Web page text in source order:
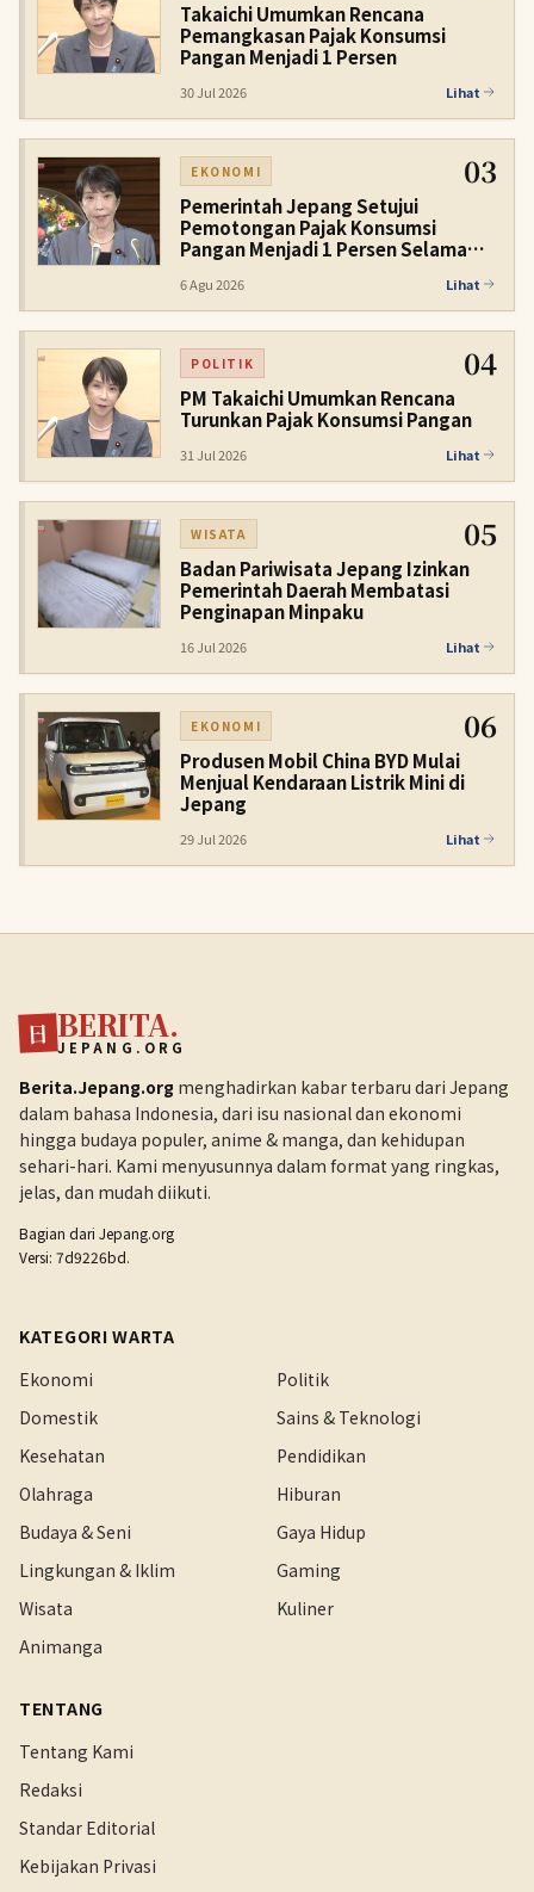
Takaichi Umumkan Rencana
Pemangkasan Pajak Konsumsi
Pangan Menjadi 1 Persen
30 Jul 2026 Lihat
EKONOMI 03
Pemerintah Jepang Setujui
Pemotongan Pajak Konsumsi
Pangan Menjadi 1 Persen Selama
6 Agu 2026 Lihat
POLITIK 04
PM Takaichi Umumkan Rencana
Turunkan Pajak Konsumsi Pangan
31 Jul 2026 Lihat
WISATA 05
Badan Pariwisata Jepang Izinkan
Pemerintah Daerah Membatasi
Penginapan Minpaku
16 Jul 2026 Lihat
EKONOMI 06
Produsen Mobil China BYD Mulai
Menjual Kendaraan Listrik Mini di
Jepang
29 Jul 2026 Lihat
日 BERITA.
JEPANG.ORG
Berita.Jepang.org menghadirkan kabar terbaru dari Jepang
dalam bahasa Indonesia, dari isu nasional dan ekonomi
hingga budaya populer, anime & manga, dan kehidupan
sehari-hari. Kami menyusunnya dalam format yang ringkas,
jelas, dan mudah diikuti.
Bagian dari Jepang.org
Versi: 7d9226bd.
KATEGORI WARTA
Ekonomi
Politik
Domestik
Sains & Teknologi
Kesehatan
Pendidikan
Olahraga
Hiburan
Budaya & Seni
Gaya Hidup
Lingkungan & Iklim
Gaming
Wisata
Kuliner
Animanga
TENTANG
Tentang Kami
Redaksi
Standar Editorial
Kebijakan Privasi